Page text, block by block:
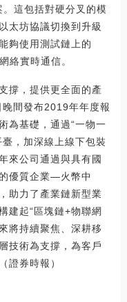
這包括對硬分叉的模
太坊協議切換到升級
夠使用測試鏈上的
絡實時通信。
撐，提供更全面的產
間發布2019年年度報
為基礎，通過“一物一
，加深線上線下包裝
來公司通過與具有國
優質企業—火幣中
助力了產業鏈新型業
建起“區塊鏈+物聯網
將持續聚焦、深耕移
技術為支撐，為客戶
證券時報）